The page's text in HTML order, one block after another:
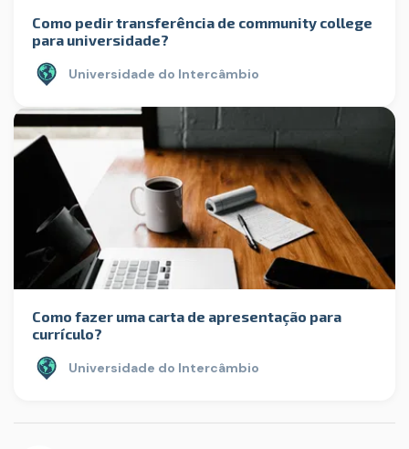
Como pedir transferência de community college
para universidade?
Universidade do Intercâmbio
Como fazer uma carta de apresentação para
currículo?
Universidade do Intercâmbio